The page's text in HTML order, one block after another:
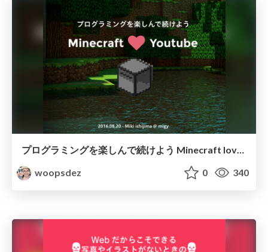
プログラミングを楽しんで続けよう Minecraft loves Youtube
woopsdez
0 340